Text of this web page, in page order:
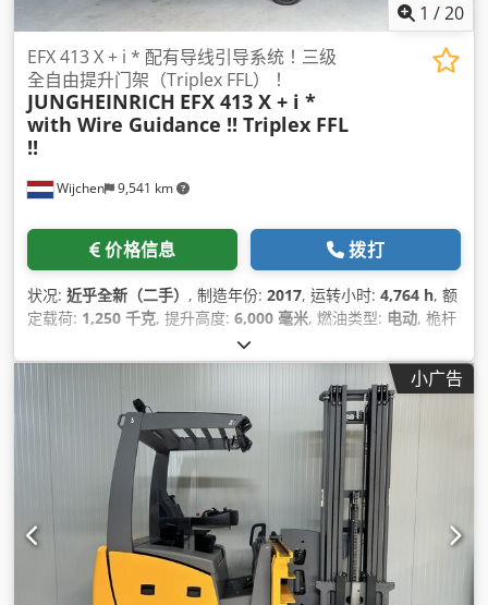
1 /20
Wijchen 9,541 km
EFX 413 X + i * 配有导线引导系统！三级
全自由提升门架（Triplex FFL）！
JUNGHEINRICH EFX 413 X + i *
with Wire Guidance !! Triplex FFL
!!
价格信息 拨打
状况: 近乎全新（二手） , 制造年份: 2017, 运转小时: 4,764 h, 额
定载荷: 1,250 千克, 提升高度: 6,000 毫米, 燃油类型: 电动, 桅杆
, 建筑高度:
小广告